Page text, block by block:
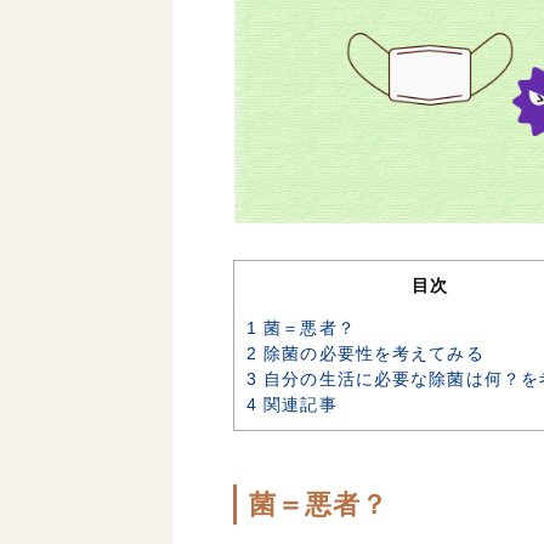
目次
1 菌＝悪者？
2 除菌の必要性を考えてみる
3 自分の生活に必要な除菌は何？
4 関連記事
菌＝悪者？